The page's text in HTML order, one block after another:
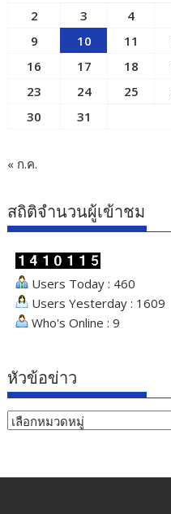
2
3 4
9
10 11
16
17 18
23
24 25
30
31
« ก.ค.
สถิติจำนวนผู้เข้าชม
Users Today : 460
Users Yesterday : 1609
Who's Online : 9
หัวข้อข่าว
หัวข้อ